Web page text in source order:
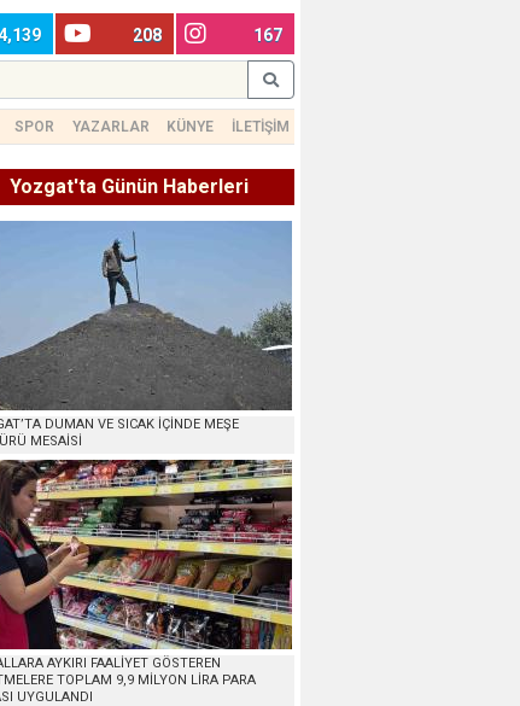
208 167
SPOR YAZARLAR KÜNYE İLETİŞİM
Yozgat'ta Günün Haberleri
DUMAN VE SICAK İÇİNDE MEŞE
MESAİSİ
AYKIRI FAALİYET GÖSTEREN
TOPLAM 9,9 MİLYON LİRA PARA
UYGULANDI